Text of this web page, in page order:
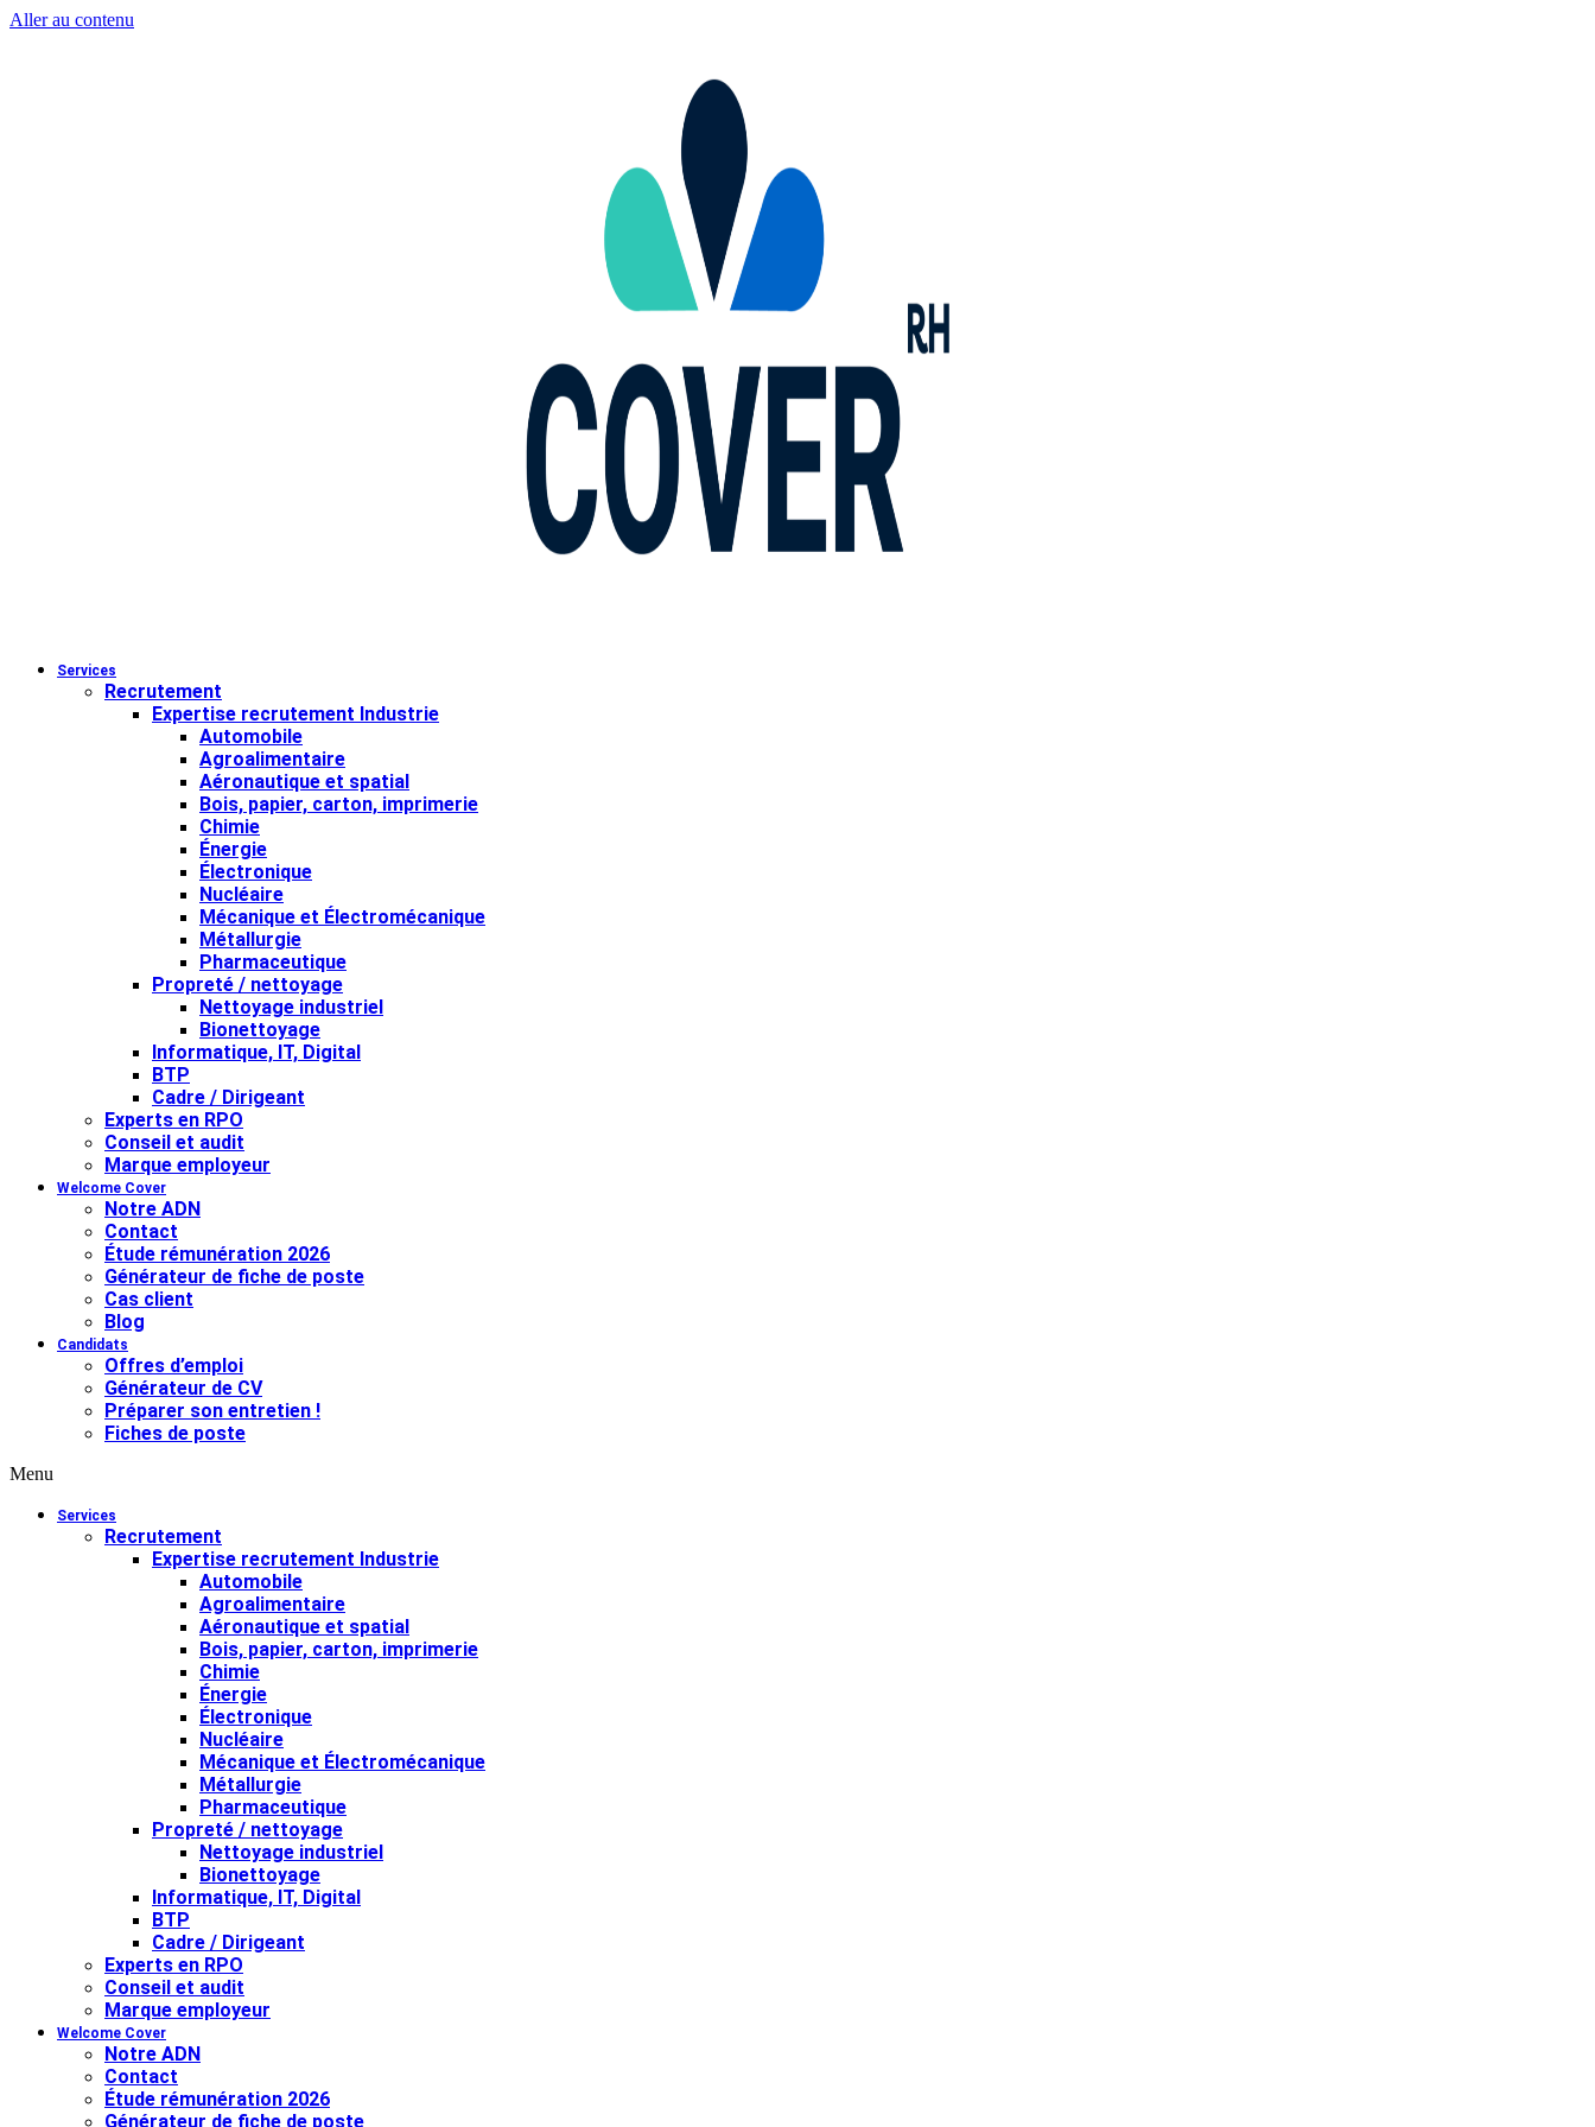
Aller au contenu
Services
Recrutement
Expertise recrutement Industrie
Automobile
Agroalimentaire
Aéronautique et spatial
Bois, papier, carton, imprimerie
Chimie
Énergie
Électronique
Nucléaire
Mécanique et Électromécanique
Métallurgie
Pharmaceutique
Propreté / nettoyage
Nettoyage industriel
Bionettoyage
Informatique, IT, Digital
BTP
Cadre / Dirigeant
Experts en RPO
Conseil et audit
Marque employeur
Welcome Cover
Notre ADN
Contact
Étude rémunération 2026
Générateur de fiche de poste
Cas client
Blog
Candidats
Offres d’emploi
Générateur de CV
Préparer son entretien !
Fiches de poste
Menu
Services
Recrutement
Expertise recrutement Industrie
Automobile
Agroalimentaire
Aéronautique et spatial
Bois, papier, carton, imprimerie
Chimie
Énergie
Électronique
Nucléaire
Mécanique et Électromécanique
Métallurgie
Pharmaceutique
Propreté / nettoyage
Nettoyage industriel
Bionettoyage
Informatique, IT, Digital
BTP
Cadre / Dirigeant
Experts en RPO
Conseil et audit
Marque employeur
Welcome Cover
Notre ADN
Contact
Étude rémunération 2026
Générateur de fiche de poste